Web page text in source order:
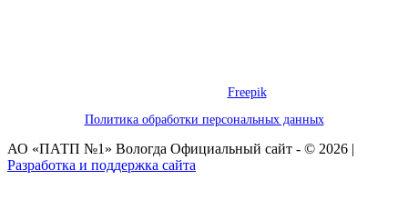
Freepik
Политика обработки персональных данных
АО «ПАТП №1» Вологда Официальный сайт - © 2026 |
Разработка и поддержка сайта